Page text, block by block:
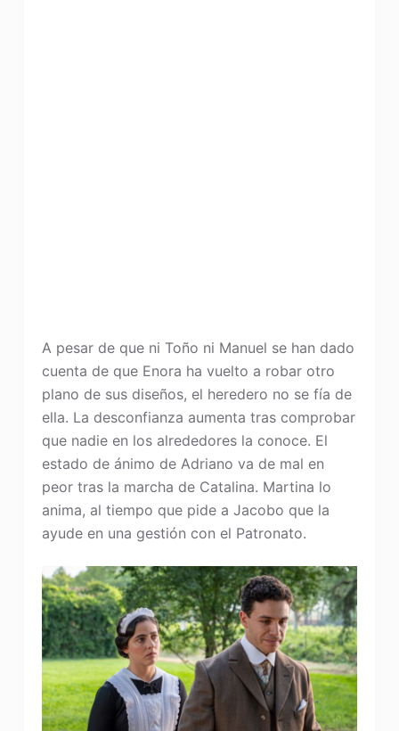
A pesar de que ni Toño ni Manuel se han dado
cuenta de que Enora ha vuelto a robar otro
plano de sus diseños, el heredero no se fía de
ella. La desconfianza aumenta tras comprobar
que nadie en los alrededores la conoce. El
estado de ánimo de Adriano va de mal en
peor tras la marcha de Catalina. Martina lo
anima, al tiempo que pide a Jacobo que la
ayude en una gestión con el Patronato.